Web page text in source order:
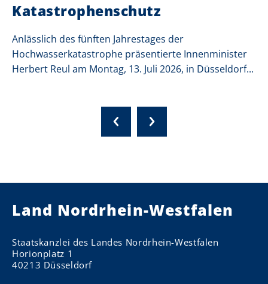
Katastrophenschutz
Anlässlich des fünften Jahrestages der
Hochwasserkatastrophe präsentierte Innenminister
Herbert Reul am Montag, 13. Juli 2026, in Düsseldorf...
Land Nordrhein-Westfalen
Staatskanzlei des Landes Nordrhein-Westfalen
Horionplatz 1
40213 Düsseldorf